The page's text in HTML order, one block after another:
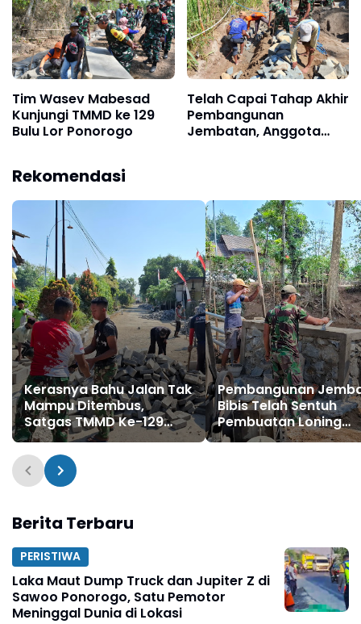
Tim Wasev Mabesad
Kunjungi TMMD ke 129
Bulu Lor Ponorogo
Telah Capai Tahap Akhir
Pembangunan
Jembatan, Anggota
Rekomendasi
Kerasnya Bahu Jalan Tak
Mampu Ditembus,
Satgas TMMD Ke-129
Kerahkan Mesin-Mesin
Bor Berukuran Besar
Pembangunan
Bibis Telah Sentuh
Pembuatan Loning
Kanan Kiri
Berita Terbaru
PERISTIWA
Laka Maut Dump Truck dan Jupiter Z di
Sawoo Ponorogo, Satu Pemotor
Meninggal Dunia di Lokasi